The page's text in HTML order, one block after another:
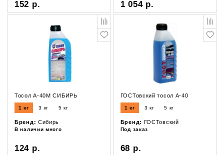
152 р. 1 054 р.
Тосол А-40М СИБИРЬ
1 кг 3 кг 5 кг
Бренд: Сибирь
В наличии много
124 р.
ГОСТовский тосол А-40
1 кг 3 кг 5 кг
Бренд: ГОСТовский
Под заказ
68 р.